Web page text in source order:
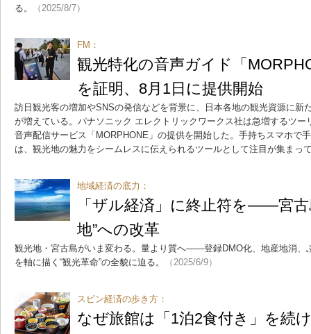
る。
（2025/8/7）
FM：
観光特化の音声ガイド「
を証明、8月1日に提供開始
訪日観光客の増加やSNSの発信などを背景に、日本各地の観光資源に新
が増えている。パナソニック エレクトリックワークス社は急増するツー
音声配信サービス「MORPHONE」の提供を開始した。手持ちスマホで
は、観光地の魅力をシームレスに伝えられるツールとして注目が集まっ
地域経済の底力：
「ザル経済」に終止符を――宮
地”への改革
観光地・宮古島がいま変わる。量より質へ――登録DMO化、地産地消、
を軸に描く“観光革命”の全貌に迫る。
（2025/6/9）
スピン経済の歩き方：
なぜ旅館は「1泊2食付き」を続